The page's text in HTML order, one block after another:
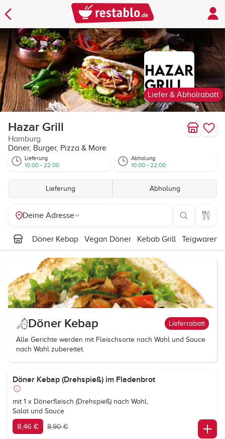
Liefer & Abholrabatt
Hazar Grill
Hamburg
Döner, Burger, Pizza & More
Lieferung
10:00 - 22:00
Abholung
10:00 - 22:00
Lieferung Abholung
Deine Adresse
Döner Kebap Vegan Döner Kebab Grill Teigwaren
Döner Kebap Lieferrabatt
Alle Gerichte werden mit Fleischsorte nach Wahl und Sauce
nach Wahl zubereitet.
Döner Kebap (Drehspieß) im Fladenbrot
mit 1 x Dönerfleisch (Drehspieß) nach Wahl,
Salat und Sauce
8,46 € 8,90 €